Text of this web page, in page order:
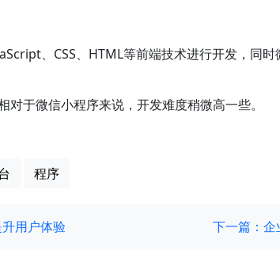
、CSS、HTML等前端技术进行开发，同
于微信小程序来说，开发难度稍微高一些。
程序
用户体验 下一篇：